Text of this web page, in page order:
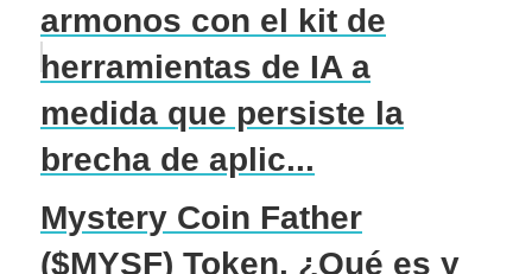
armonos con el kit de
herramientas de IA a
medida que persiste la
brecha de aplic...
Mystery Coin Father
($MYSF) Token. ¿Qué es y